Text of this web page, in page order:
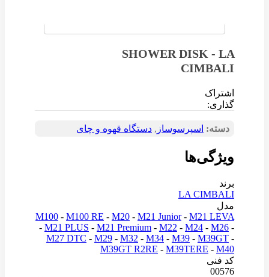
SHOWER DISK - LA
CIMBALI
اشتراک
گذاری:
دسته: اسپرسوساز , دستگاه قهوه و چای
ویژگی‌ها
برند
LA CIMBALI
مدل
M100 - M100 RE - M20 - M21 Junior- M21 LEVA
- M21 PLUS - M21 Premium - M22 - M24 - M26 -
M27 DTC - M29 - M32 - M34 - M39 - M39GT -
M39GT R2RE - M39TERE - M40
کد فنی
00576